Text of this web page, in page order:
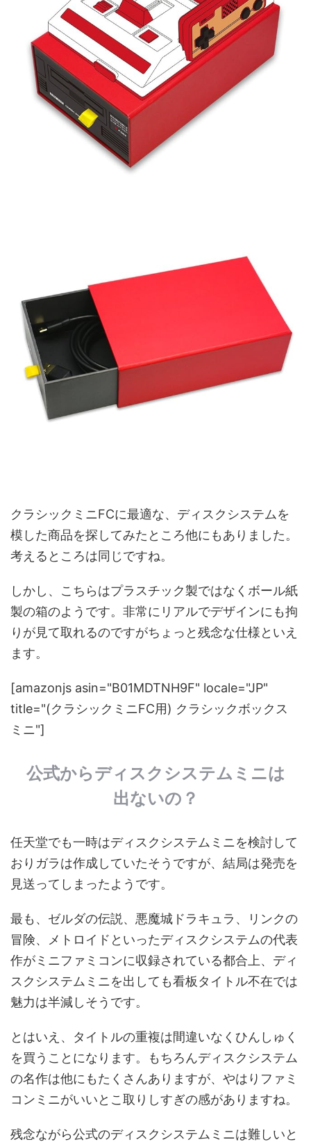
クラシックミニFCに最適な、ディスクシステムを
模した商品を探してみたところ他にもありました。
考えるところは同じですね。
しかし、こちらはプラスチック製ではなくボール紙
製の箱のようです。非常にリアルでデザインにも拘
りが見て取れるのですがちょっと残念な仕様といえ
ます。
[amazonjs asin="B01MDTNH9F" locale="JP"
title="(クラシックミニFC用) クラシックボックス
ミニ"]
公式からディスクシステムミニは
出ないの？
任天堂でも一時はディスクシステムミニを検討して
おりガラは作成していたそうですが、結局は発売を
見送ってしまったようです。
最も、ゼルダの伝説、悪魔城ドラキュラ、リンクの
冒険、メトロイドといったディスクシステムの代表
作がミニファミコンに収録されている都合上、ディ
スクシステムミニを出しても看板タイトル不在では
魅力は半減しそうです。
とはいえ、タイトルの重複は間違いなくひんしゅく
を買うことになります。もちろんディスクシステム
の名作は他にもたくさんありますが、やはりファミ
コンミニがいいとこ取りしすぎの感がありますね。
残念ながら公式のディスクシステムミニは難しいと